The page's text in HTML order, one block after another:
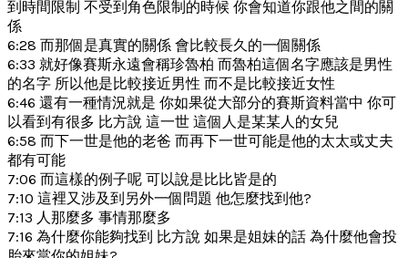
到時間限制 不受到角色限制的時候 你會知道你跟他之間的關
係
6:28 而那個是真實的關係 會比較長久的一個關係
6:33 就好像賽斯永遠會稱珍魯柏 而魯柏這個名字應該是男性
的名字 所以他是比較接近男性 而不是比較接近女性
6:46 還有一種情況就是 你如果從大部分的賽斯資料當中 你可
以看到有很多 比方說 這一世 這個人是某某人的女兒
6:58 而下一世是他的老爸 而再下一世可能是他的太太或丈夫
都有可能
7:06 而這樣的例子呢 可以說是比比皆是的
7:10 這裡又涉及到另外一個問題 他怎麼找到他?
7:13 人那麼多 事情那麼多
7:16 為什麼你能夠找到 比方說 如果是姐妹的話 為什麼他會投